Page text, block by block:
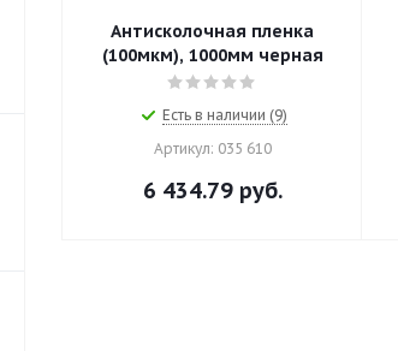
Антисколочная пленка
(100мкм), 1000мм черная
Есть в наличии (9)
Артикул: 035 610
6 434.79руб.